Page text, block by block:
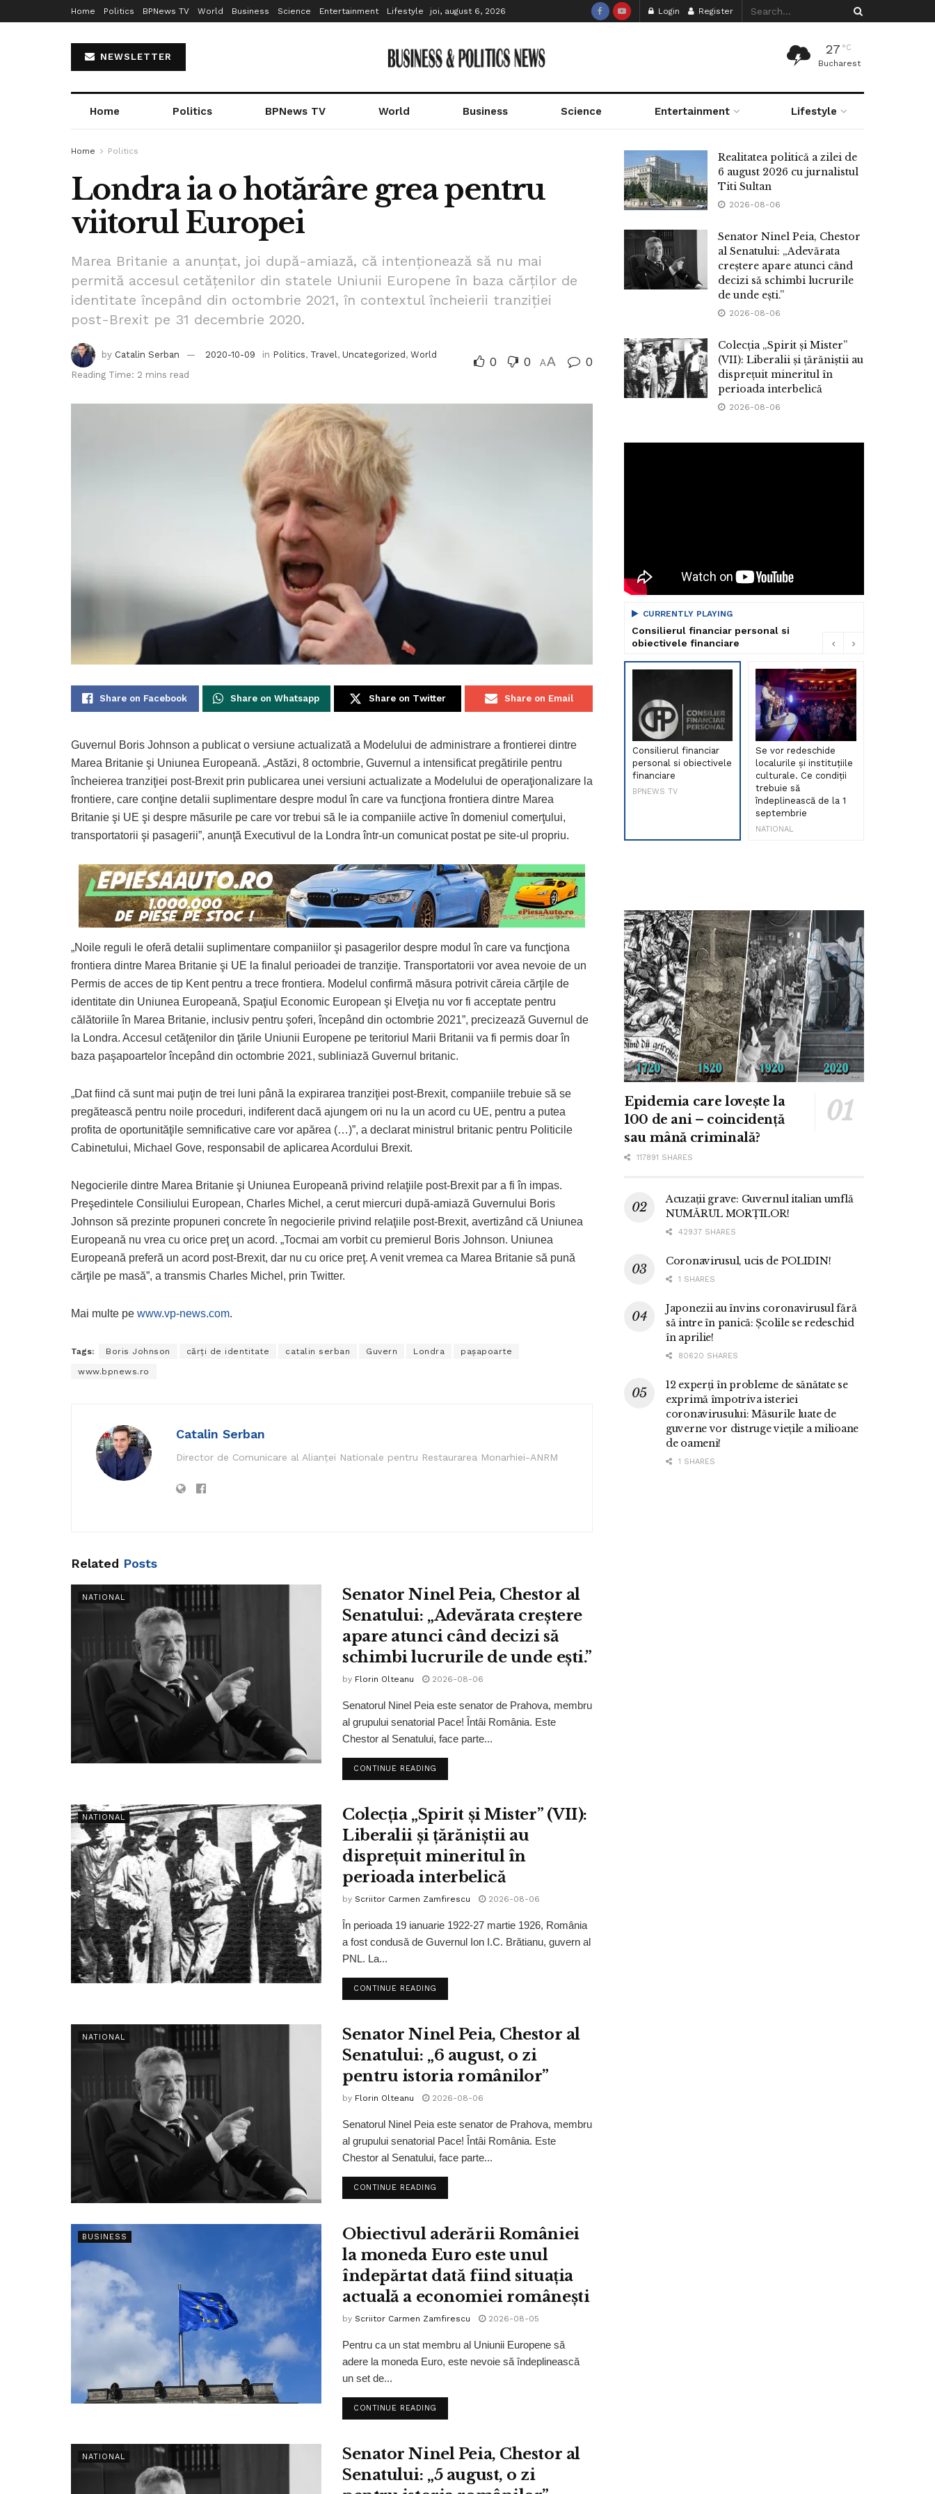
Home Politics BPNews TV World Business Science Entertainment Lifestyle joi, august 6, 2026 Login Register
NEWSLETTER
27 °C
Bucharest
Home Politics BPNews TV World Business Science Entertainment Lifestyle
Home Politics
Londra ia o hotărâre grea pentru
viitorul Europei
Marea Britanie a anunţat, joi după-amiază, că intenţionează să nu mai
permită accesul cetăţenilor din statele Uniunii Europene în baza cărţilor de
identitate începând din octombrie 2021, în contextul încheierii tranziţiei
post-Brexit pe 31 decembrie 2020.
by Catalin Serban 2020-10-09 in Politics, Travel , Uncategorized, World
Reading Time: 2 mins read
0 0 AA 0
Share on Facebook Share on Whatsapp Share on Twitter Share on Email
Guvernul Boris Johnson a publicat o versiune actualizată a Modelului de administrare a frontierei dintre
Marea Britanie şi Uniunea Europeană. „Astăzi, 8 octombrie, Guvernul a intensificat pregătirile pentru
încheierea tranziţiei post-Brexit prin publicarea unei versiuni actualizate a Modelului de operaţionalizare la
frontiere, care conţine detalii suplimentare despre modul în care va funcţiona frontiera dintre Marea
Britanie şi UE şi despre măsurile pe care vor trebui să le ia companiile active în domeniul comerţului,
transportatorii şi pasagerii”, anunţă Executivul de la Londra într-un comunicat postat pe site-ul propriu.
„Noile reguli le oferă detalii suplimentare companiilor şi pasagerilor despre modul în care va funcţiona
frontiera dintre Marea Britanie şi UE la finalul perioadei de tranziţie. Transportatorii vor avea nevoie de un
Permis de acces de tip Kent pentru a trece frontiera. Modelul confirmă măsura potrivit căreia cărţile de
identitate din Uniunea Europeană, Spaţiul Economic European şi Elveţia nu vor fi acceptate pentru
călătoriile în Marea Britanie, inclusiv pentru şoferi, începând din octombrie 2021”, precizează Guvernul de
la Londra. Accesul cetăţenilor din ţările Uniunii Europene pe teritoriul Marii Britanii va fi permis doar în
baza paşapoartelor începând din octombrie 2021, subliniază Guvernul britanic.
„Dat fiind că sunt mai puţin de trei luni până la expirarea tranziţiei post-Brexit, companiile trebuie să se
pregătească pentru noile proceduri, indiferent dacă ajungem ori nu la un acord cu UE, pentru a putea
profita de oportunităţile semnificative care vor apărea (…)”, a declarat ministrul britanic pentru Politicile
Cabinetului, Michael Gove, responsabil de aplicarea Acordului Brexit.
Negocierile dintre Marea Britanie şi Uniunea Europeană privind relaţiile post-Brexit par a fi în impas.
Preşedintele Consiliului European, Charles Michel, a cerut miercuri după-amiază Guvernului Boris
Johnson să prezinte propuneri concrete în negocierile privind relaţiile post-Brexit, avertizând că Uniunea
Europeană nu vrea cu orice preţ un acord. „Tocmai am vorbit cu premierul Boris Johnson. Uniunea
Europeană preferă un acord post-Brexit, dar nu cu orice preţ. A venit vremea ca Marea Britanie să pună
cărţile pe masă”, a transmis Charles Michel, prin Twitter.
Mai multe pe www.vp-news.com.
Tags: Boris Johnson cărți de identitate catalin serban Guvern Londra pașapoarte
www.bpnews.ro
Catalin Serban
Director de Comunicare al Alianței Nationale pentru Restaurarea Monarhiei-ANRM
Related Posts
NATIONAL
Senator Ninel Peia, Chestor al
Senatului: „Adevărata creștere
apare atunci când decizi să
schimbi lucrurile de unde ești.”
by Florin Olteanu 2026-08-06
Senatorul Ninel Peia este senator de Prahova, membru
al grupului senatorial Pace! Întâi România. Este
Chestor al Senatului, face parte...
CONTINUE READING
NATIONAL
Colecția „Spirit și Mister” (VII):
Liberalii și țărăniștii au
disprețuit mineritul în
perioada interbelică
by Scriitor Carmen Zamfirescu 2026-08-06
În perioada 19 ianuarie 1922-27 martie 1926, România
a fost condusă de Guvernul Ion I.C. Brătianu, guvern al
PNL. La...
CONTINUE READING
NATIONAL
Senator Ninel Peia, Chestor al
Senatului: „6 august, o zi
pentru istoria românilor”
by Florin Olteanu 2026-08-06
Senatorul Ninel Peia este senator de Prahova, membru
al grupului senatorial Pace! Întâi România. Este
Chestor al Senatului, face parte...
CONTINUE READING
BUSINESS
Obiectivul aderării României
la moneda Euro este unul
îndepărtat dată fiind situația
actuală a economiei românești
by Scriitor Carmen Zamfirescu 2026-08-05
Pentru ca un stat membru al Uniunii Europene să
adere la moneda Euro, este nevoie să îndeplinească
un set de...
CONTINUE READING
NATIONAL
Senator Ninel Peia, Chestor al
Senatului: „5 august, o zi
Realitatea politică a zilei de
6 august 2026 cu jurnalistul
Titi Sultan
2026-08-06
Senator Ninel Peia, Chestor
al Senatului: „Adevărata
creștere apare atunci când
decizi să schimbi lucrurile
de unde ești.”
2026-08-06
Colecția „Spirit și Mister”
(VII): Liberalii și țărăniștii au
disprețuit mineritul în
perioada interbelică
2026-08-06
CURRENTLY PLAYING
Consilierul financiar personal si
obiectivele financiare
Consilierul financiar
personal si obiectivele
financiare
BPNEWS TV
Se vor redeschide
localurile și instituțiile
culturale. Ce condiții
trebuie să
îndeplinească de la 1
septembrie
NATIONAL
Epidemia care lovește la
100 de ani – coincidență
sau mână criminală?
117891 SHARES
Acuzații grave: Guvernul italian umflă
NUMĂRUL MORȚILOR!
42937 SHARES
Coronavirusul, ucis de POLIDIN!
1 SHARES
Japonezii au învins coronavirusul fără
să intre în panică: Școlile se redeschid
în aprilie!
80620 SHARES
12 experți în probleme de sănătate se
exprimă împotriva isteriei
coronavirusului: Măsurile luate de
guverne vor distruge viețile a milioane
de oameni!
1 SHARES